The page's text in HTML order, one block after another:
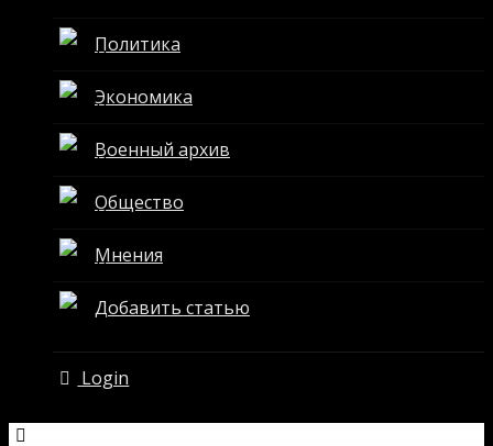
Политика
Экономика
Военный архив
Общество
Мнения
Добавить статью
Login